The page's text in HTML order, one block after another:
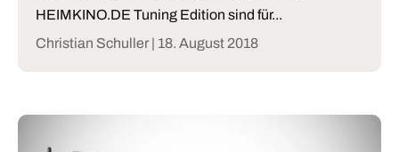
HEIMKINO.DE Tuning Edition sind für...
Christian Schuller | 18. August 2018